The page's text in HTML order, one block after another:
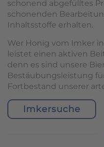
schonend abgefülltes
schonenden
Inhaltsstoffe erhalten.
Wer Honig vom Imker
leistet einen aktiven
denn es sind unsere
Bestäubungsleistung
Fortbestand unserer
Imkersuche